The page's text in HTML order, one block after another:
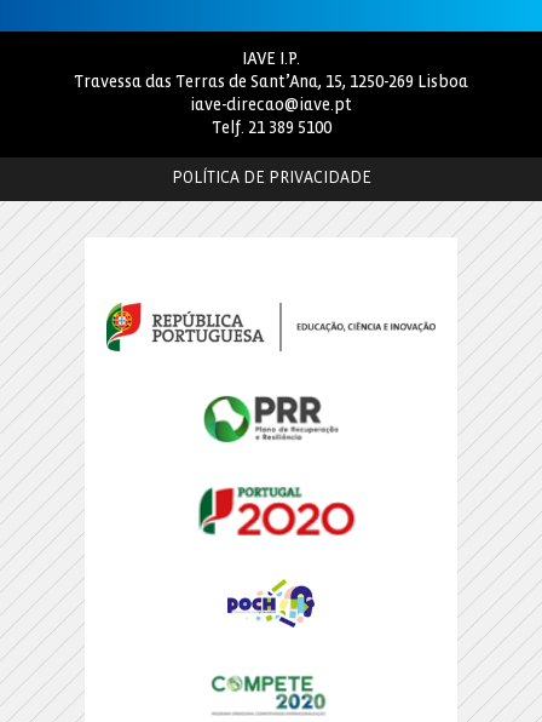
IAVE I.P.
Travessa das Terras de Sant’Ana, 15, 1250-269 Lisboa
iave-direcao@iave.pt
Telf. 21 389 5100
POLÍTICA DE PRIVACIDADE